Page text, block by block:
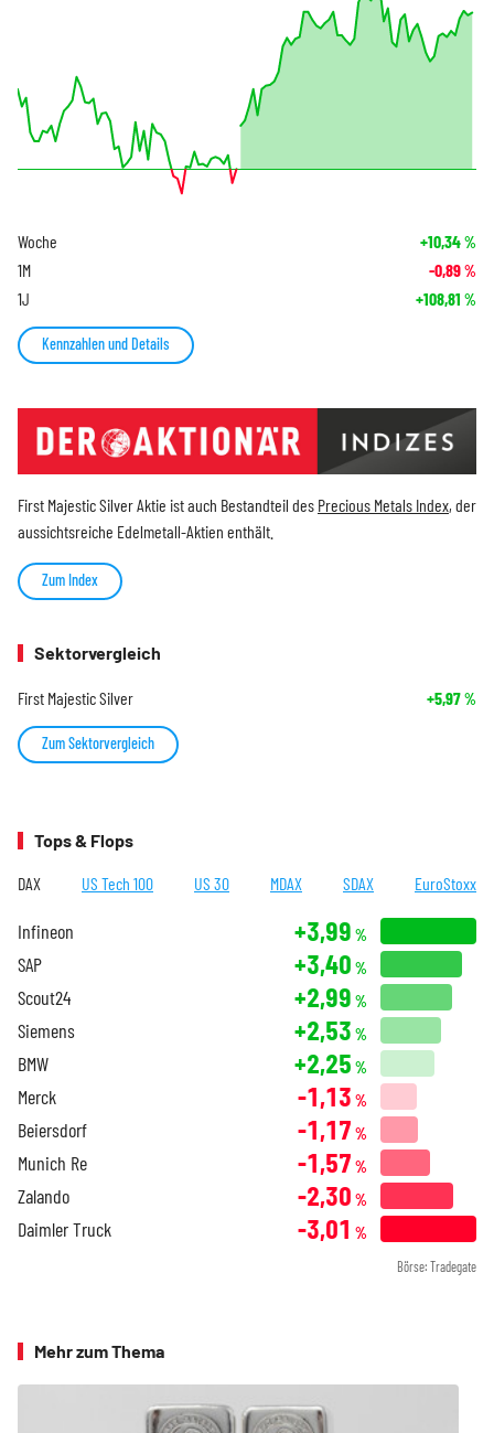
Woche +10,34%
1M -0,89%
1J +108,81 %
Kennzahlen und Details
First Majestic Silver Aktie ist auch Bestandteil des Precious Metals Index, der
aussichtsreiche Edelmetall-Aktien enthält.
Zum Index
Sektorvergleich
First Majestic Silver +5,97%
Zum Sektorvergleich
Tops & Flops
DAX US Tech 100 US 30 MDAX SDAX EuroStoxx
Infineon +3,99 %
SAP +3,40 %
Scout24 +2,99 %
Siemens +2,53 %
BMW +2,25 %
Merck -1,13 %
Beiersdorf -1,17 %
Munich Re -1,57 %
Zalando -2,30 %
Daimler Truck -3,01 %
Börse: Tradegate
Mehr zum Thema